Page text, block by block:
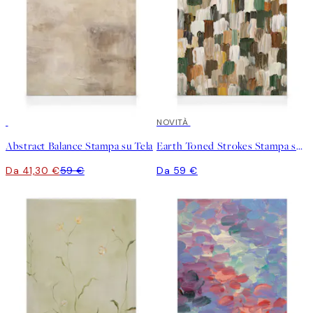
Abstract Balance Stampa su Tela
Da 41,30 €59 €
NOVITÀ
Earth Toned Strokes Stampa su Tela
Da 59 €